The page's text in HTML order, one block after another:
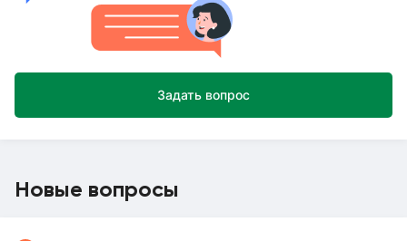
Задать вопрос
Новые вопросы